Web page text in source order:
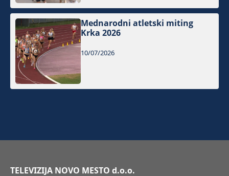
Mednarodni atletski miting
Krka 2026
10/07/2026
TELEVIZIJA NOVO MESTO d.o.o.